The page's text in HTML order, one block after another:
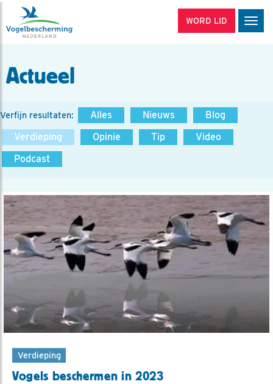
WORD LID
Actueel
Verfijn resultaten: Alles Nieuws
Blog
Verdieping
Opinie Tip
Video
Podcast
Verdieping
Vogels beschermen in 2023